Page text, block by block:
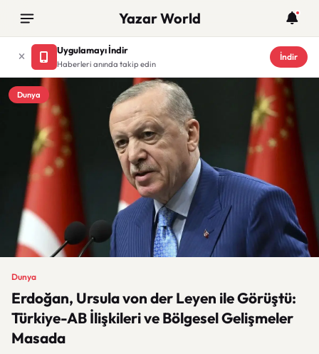
Yazar World
Uygulamayı İndir
Haberleri anında takip edin
İndir
Dunya
Dunya
Erdoğan, Ursula von der Leyen ile Görüştü:
Türkiye-AB İlişkileri ve Bölgesel Gelişmeler
Masada